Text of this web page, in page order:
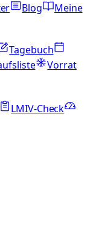
Blog
Meine
Tagebuch
Vorrat
LMIV-Check